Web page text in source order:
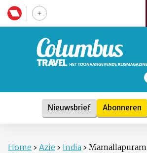
Nieuwsbrief Abonneren
Home › Azië › India › Mamallapuram